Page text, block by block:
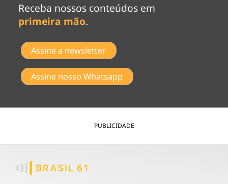
Receba nossos conteúdos em
primeira mão.
Assine a newsletter
Assine nosso Whatsapp
PUBLICIDADE